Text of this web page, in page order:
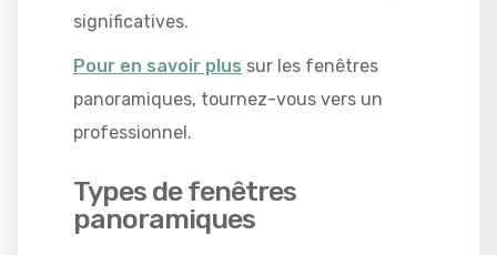
significatives.
Pour en savoir plus sur les fenêtres
panoramiques, tournez-vous vers un
professionnel.
Types de fenêtres
panoramiques